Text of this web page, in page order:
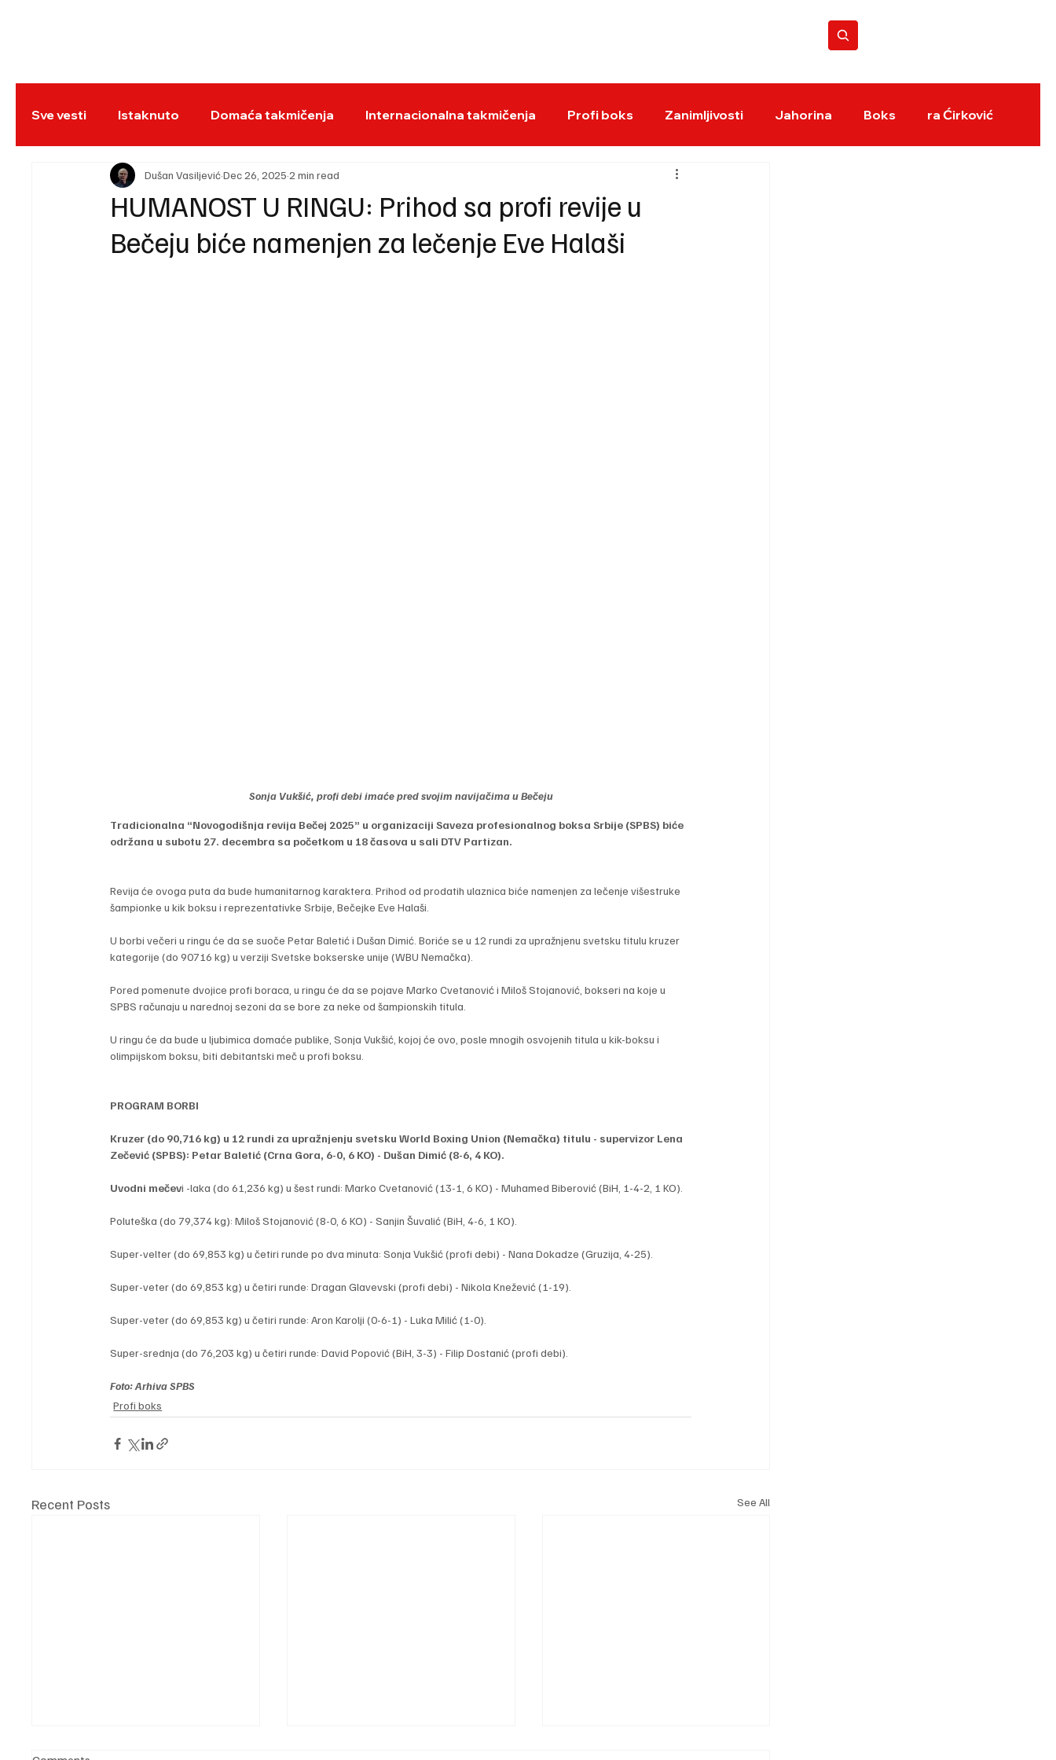
BOKS
REC
Sve vesti Istaknuto Domaća takmičenja Internacionalna takmičenja Profi boks Zanimljivosti Jahorina Boks ra Ćirković
HUMANOST U RINGU: Prihod sa profi revije u
Bečeju biće namenjen za lečenje Eve Halaši
Dušan VasiljevićDec 26, 2025 2 min read
Sonja Vukšić, profi debi imaće pred svojim navijačima u Bečeju
Tradicionalna “Novogodišnja revija Bečej 2025” u organizaciji Saveza profesionalnog boksa Srbije (SPBS) biće
održana u subotu 27. decembra sa početkom u 18 časova u sali DTV Partizan.
Revija će ovoga puta da bude humanitarnog karaktera. Prihod od prodatih ulaznica biće namenjen za lečenje višestruke
šampionke u kik boksu i reprezentativke Srbije, Bečejke Eve Halaši.
U borbi večeri u ringu će da se suoče Petar Baletić i Dušan Dimić. Boriće se u 12 rundi za upražnjenu svetsku titulu kruzer
kategorije (do 90716 kg) u verziji Svetske bokserske unije (WBU Nemačka).
Pored pomenute dvojice profi boraca, u ringu će da se pojave Marko Cvetanović i Miloš Stojanović, bokseri na koje u
SPBS računaju u narednoj sezoni da se bore za neke od šampionskih titula.
U ringu će da bude u ljubimica domaće publike, Sonja Vukšić, kojoj će ovo, posle mnogih osvojenih titula u kik-boksu i
olimpijskom boksu, biti debitantski meč u profi boksu.
PROGRAM BORBI
Kruzer (do 90,716 kg) u 12 rundi za upražnjenju svetsku World Boxing Union (Nemačka) titulu - supervizor Lena
Zečević (SPBS): Petar Baletić (Crna Gora, 6-0, 6 KO) - Dušan Dimić (8-6, 4 KO).
Uvodni mečevi -laka (do 61,236 kg) u šest rundi: Marko Cvetanović (13-1, 6 KO) - Muhamed Biberović (BiH, 1-4-2, 1 KO).
Poluteška (do 79,374 kg): Miloš Stojanović (8-0, 6 KO) - Sanjin Šuvalić (BiH, 4-6, 1 KO).
Super-velter (do 69,853 kg) u četiri runde po dva minuta: Sonja Vukšić (profi debi) - Nana Dokadze (Gruzija, 4-25).
Super-veter (do 69,853 kg) u četiri runde: Dragan Glavevski (profi debi) - Nikola Knežević (1-19).
Super-veter (do 69,853 kg) u četiri runde: Aron Karolji (0-6-1) - Luka Milić (1-0).
Super-srednja (do 76,203 kg) u četiri runde: David Popović (BiH, 3-3) - Filip Dostanić (profi debi).
Foto: Arhiva SPBS
Profi boks
Recent Posts See All